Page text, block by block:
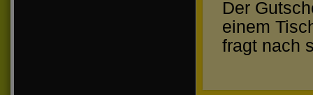
Der
einem
fragt nach